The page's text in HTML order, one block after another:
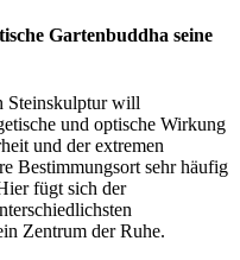
Gartenbuddha seine
Steinskulptur will
und optische Wirkung
und der extremen
Bestimmungsort sehr häufig
fügt sich der
Zentrum der Ruhe.